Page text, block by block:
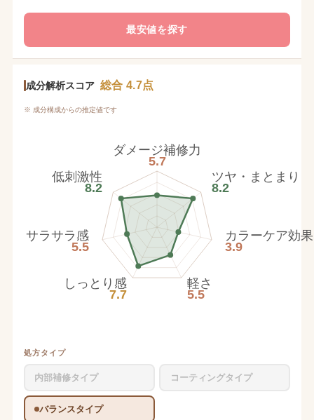
最安値を探す
成分解析スコア 総合 4.7点
※ 成分構成からの推定値です
ダメージ補修力
5.7
ツヤ・まとまり
8.2
カラーケア効果
3.9
軽さ
5.5
しっとり感
7.7
サラサラ感
5.5
低刺激性
8.2
処方タイプ
内部補修タイプ コーティングタイプ
バランスタイプ